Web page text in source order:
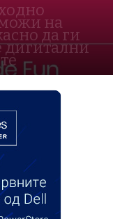
на
да ги
дигитални